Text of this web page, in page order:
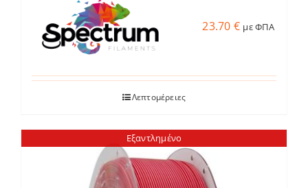
23.70 € με ΦΠΑ
Λεπτομέρειες
Εξαντλημένο